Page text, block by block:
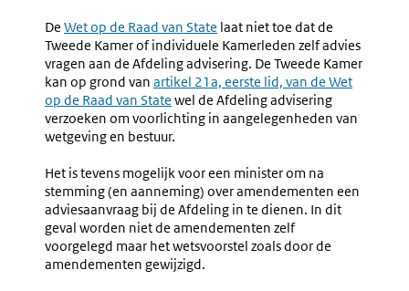
De Externe
link:
Wet op de Raad van State laat niet toe dat de
Tweede Kamer of individuele Kamerleden zelf advies
vragen aan de Afdeling advisering. De Tweede Kamer
kan op grond van Externe
link:
artikel 21a, eerste lid, van de Wet
op de Raad van State wel de Afdeling advisering
verzoeken om voorlichting in aangelegenheden van
wetgeving en bestuur.
Het is tevens mogelijk voor een minister om na
stemming (en aanneming) over amendementen een
adviesaanvraag bij de Afdeling in te dienen. In dit
geval worden niet de amendementen zelf
voorgelegd maar het wetsvoorstel zoals door de
amendementen gewijzigd.